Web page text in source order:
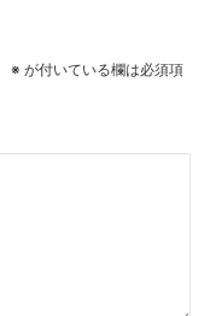
※ が付いている欄は必須項